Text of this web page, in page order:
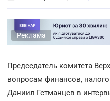
Реклама
Председатель комитета
вопросам финансов,
Даниил Гетманцев в